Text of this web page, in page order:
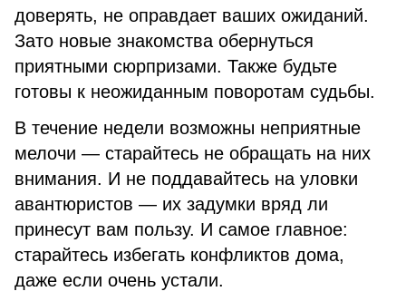
доверять, не оправдает ваших ожиданий.
Зато новые знакомства обернуться
приятными сюрпризами. Также будьте
готовы к неожиданным поворотам судьбы.
В течение недели возможны неприятные
мелочи — старайтесь не обращать на них
внимания. И не поддавайтесь на уловки
авантюристов — их задумки вряд ли
принесут вам пользу. И самое главное:
старайтесь избегать конфликтов дома,
даже если очень устали.